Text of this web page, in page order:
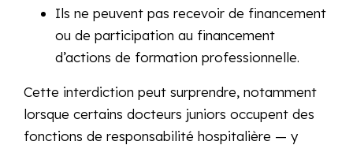
Ils ne peuvent pas recevoir de financement
ou de participation au financement
d’actions de formation professionnelle.
Cette interdiction peut surprendre, notamment
lorsque certains docteurs juniors occupent des
fonctions de responsabilité hospitalière — y